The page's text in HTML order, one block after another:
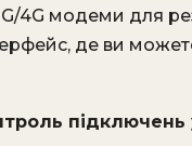
4G модеми для
де ви
підключень